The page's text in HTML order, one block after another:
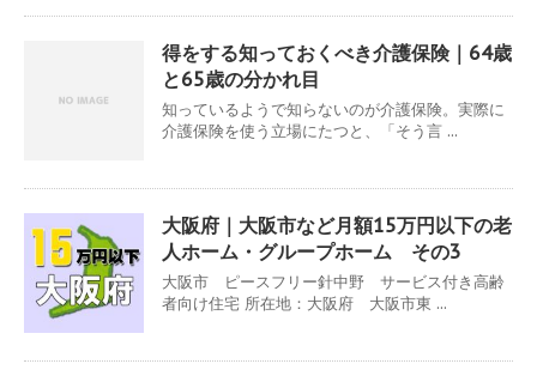
得をする知っておくべき介護保険｜64歳
と65歳の分かれ目
知っているようで知らないのが介護保険。実際に
介護保険を使う立場にたつと、「そう言 ...
大阪府｜大阪市など月額15万円以下の老
人ホーム・グループホーム その3
大阪市 ピースフリー針中野 サービス付き高齢
者向け住宅 所在地：大阪府 大阪市東 ...